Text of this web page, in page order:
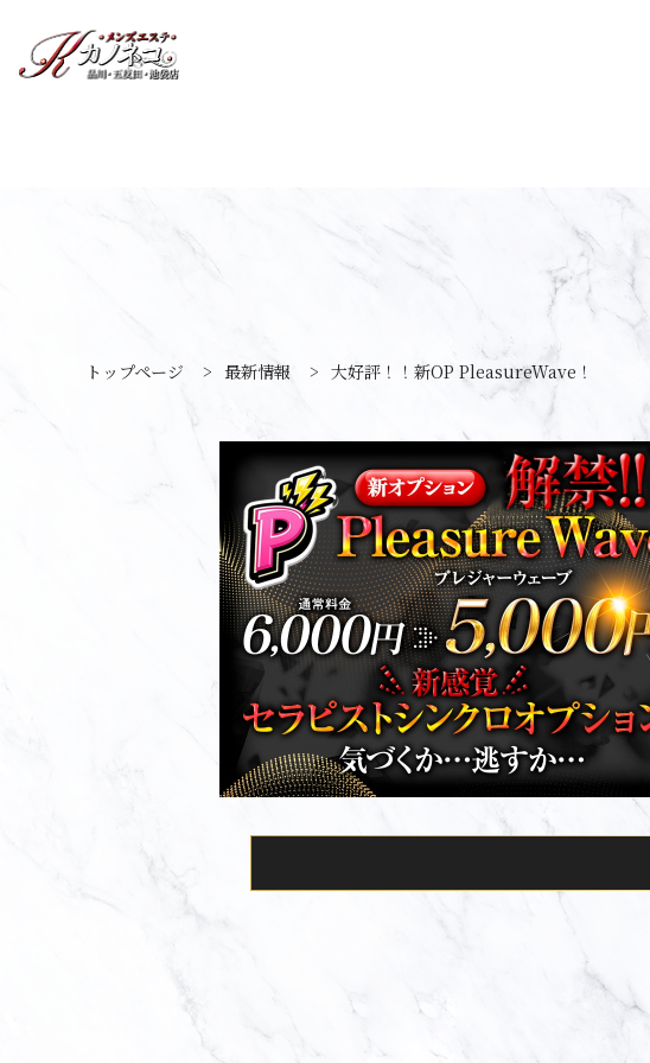
トップページ > 最新情報 > 大好評！！新OP PleasureWave！